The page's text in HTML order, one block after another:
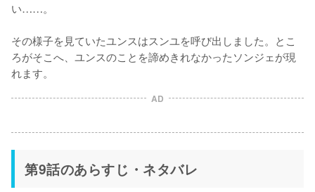
い……。
その様子を見ていたユンスはスンユを呼び出しました。とこ
ろがそこへ、ユンスのことを諦めきれなかったソンジェが現
れます。
AD
第9話のあらすじ・ネタバレ